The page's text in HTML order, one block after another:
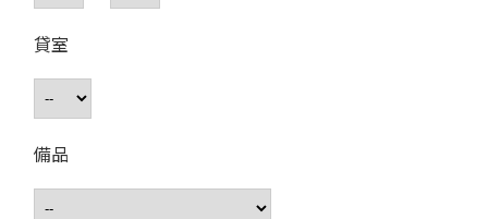
貸室
備品